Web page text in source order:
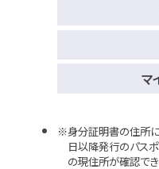
マ
身分証明書の住所
日以降発行のパス
の現住所が確認でき